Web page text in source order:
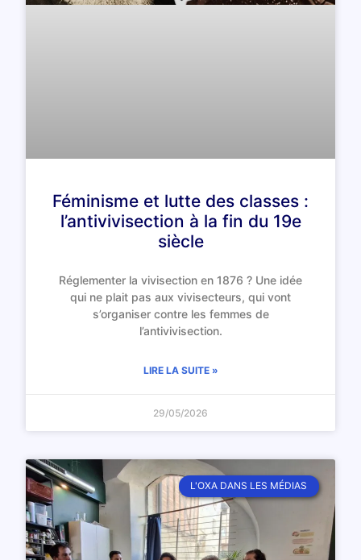
Féminisme et lutte des classes :
l’antivivisection à la fin du 19e
siècle
Réglementer la vivisection en 1876 ? Une idée
qui ne plait pas aux vivisecteurs, qui vont
s’organiser contre les femmes de
l’antivivisection.
LIRE LA SUITE »
29/05/2026
L'OXA DANS LES MÉDIAS